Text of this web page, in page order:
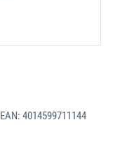
4014599711144